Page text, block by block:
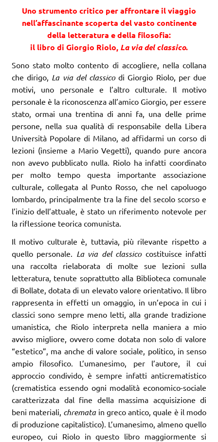
Uno strumento critico per affrontare il viaggio
nell’affascinante scoperta del vasto continente
della letteratura e della filosofia:
il libro di Giorgio Riolo, La via del classico.
Sono stato molto contento di accogliere, nella collana
che dirigo, La via del classicodi Giorgio Riolo, per due
motivi, uno personale e l’altro culturale. Il motivo
personale è la riconoscenza all’amico Giorgio, per essere
stato, ormai una trentina di anni fa, una delle prime
persone, nella sua qualità di responsabile della Libera
Università Popolare di Milano, ad affidarmi un corso di
lezioni (insieme a Mario Vegetti), quando pure ancora
non avevo pubblicato nulla. Riolo ha infatti coordinato
per molto tempo questa importante associazione
culturale, collegata al Punto Rosso, che nel capoluogo
lombardo, principalmente tra la fine del secolo scorso e
l’inizio dell’attuale, è stato un riferimento notevole per
la riflessione teorica comunista.
Il motivo culturale è, tuttavia, più rilevante rispetto a
quello personale. La via del classico costituisce infatti
una raccolta rielaborata di molte sue lezioni sulla
letteratura, tenute soprattutto alla Biblioteca comunale
di Bollate, dotata di un elevato valore orientativo. Il libro
rappresenta in effetti un omaggio, in un’epoca in cui i
classici sono sempre meno letti, alla grande tradizione
umanistica, che Riolo interpreta nella maniera a mio
avviso migliore, ovvero come dotata non solo di valore
“estetico”, ma anche di valore sociale, politico, in senso
ampio filosofico. L’umanesimo, per l’autore, il cui
approccio condivido, è sempre infatti anticrematistico
(crematistica essendo ogni modalità economico-sociale
caratterizzata dal fine della massima acquisizione di
beni materiali, chremata in greco antico, quale è il modo
di produzione capitalistico). L’umanesimo, almeno quello
europeo, cui Riolo in questo libro maggiormente si